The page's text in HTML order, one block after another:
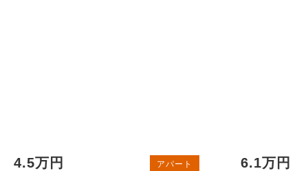
4.5万円 アパート 6.1万円